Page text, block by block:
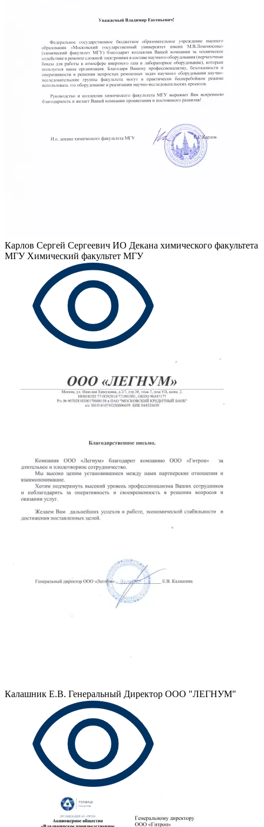
Карлов Сергей Сергеевич ИО Декана химического факультета
МГУ Химический факультет МГУ
Калашник Е.В. Генеральный Директор ООО "ЛЕГНУМ"